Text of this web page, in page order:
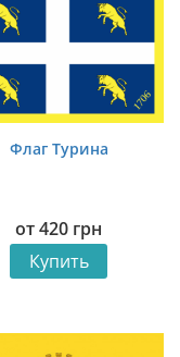
Флаг Турина
от420 грн
Купить